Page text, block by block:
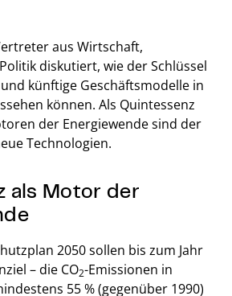
aus Wirtschaft,
diskutiert, wie der Schlüssel
künftige Geschäftsmodelle in
können. Als Quintessenz
der Energiewende sind der
Technologien.
als Motor der
2050 sollen bis zum Jahr
– die CO2-Emissionen in
55 % (gegenüber 1990)